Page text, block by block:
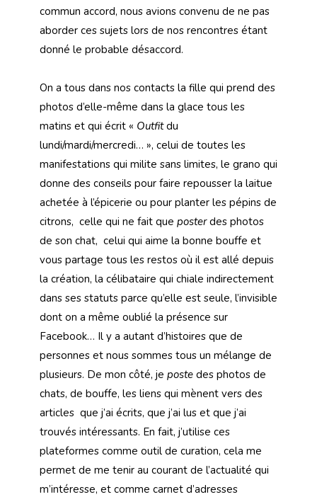
commun accord, nous avions convenu de ne pas
aborder ces sujets lors de nos rencontres étant
donné le probable désaccord.
On a tous dans nos contacts la fille qui prend des
photos d’elle-même dans la glace tous les
matins et qui écrit « Outfitdu
lundi/mardi/mercredi… », celui de toutes les
manifestations qui milite sans limites, le grano qui
donne des conseils pour faire repousser la laitue
achetée à l’épicerie ou pour planter les pépins de
citrons, celle qui ne fait que posterdes photos
de son chat, celui qui aime la bonne bouffe et
vous partage tous les restos où il est allé depuis
la création, la célibataire qui chiale indirectement
dans ses statuts parce qu’elle est seule, l’invisible
dont on a même oublié la présence sur
Facebook… Il y a autant d’histoires que de
personnes et nous sommes tous un mélange de
plusieurs. De mon côté, je poste des photos de
chats, de bouffe, les liens qui mènent vers des
articles que j’ai écrits, que j’ai lus et que j’ai
trouvés intéressants. En fait, j’utilise ces
plateformes comme outil de curation, cela me
permet de me tenir au courant de l’actualité qui
m’intéresse, et comme carnet d’adresses